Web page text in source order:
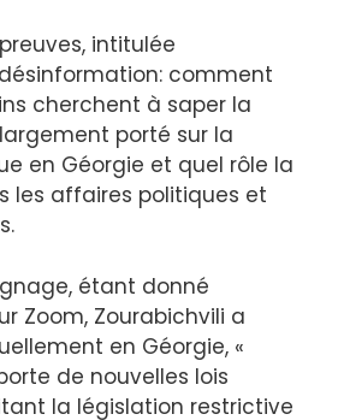
intitulée
comment
cherchent à saper la
porté sur la
en Géorgie et quel rôle la
les affaires politiques et
étant donné
Zoom, Zourabichvili a
en Géorgie, «
de nouvelles lois
la législation restrictive